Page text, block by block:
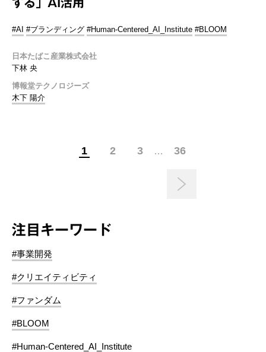
する」AI活用
#AI #ブランディング #Human-Centered_AI_Institute #BLOOM
日本たばこ産業株式会社
下林 央
博報堂テクノロジーズ
木下 陽介
1 2 3 … 36
注目キーワード
#事業開発
#クリエイティビティ
#ファンダム
#BLOOM
#Human-Centered_AI_Institute